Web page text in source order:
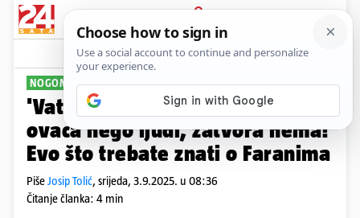
PRIJAVA
Sport Komentari
NOGOMETNI VIKINZI
'Vatreni' na otočju gdje je više
ovaca nego ljudi, zatvora nema!
Evo što trebate znati o Faranima
PišeJosip Tolić, srijeda, 3.9.2025. u 08:36
Čitanje članka: 4 min